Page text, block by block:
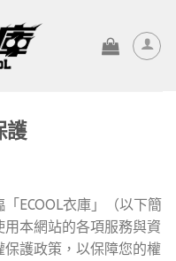
護
ECOOL衣庫」（以下簡
本網站的各項服務與資
護政策，以保障您的權